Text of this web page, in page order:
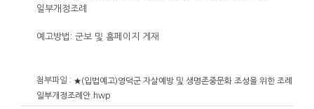
일부개정조례
예고방법: 군보 및 홈페이지 게재
첨부파일 : ★(입법예고)영덕군 자살예방 및 생명존중문화 조성을 위한 조례
일부개정조례안.hwp